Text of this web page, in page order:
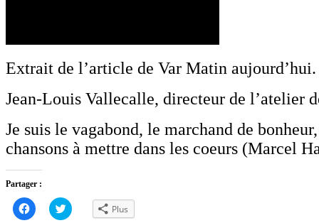
Extrait de l’article de Var Matin aujourd’hui.
Jean-Louis Vallecalle, directeur de l’atelier
Je suis le vagabond, le marchand de
chansons à mettre dans les coeurs (Marcel
Partager :
Cliquez
pour
Cliquez
pour Plus